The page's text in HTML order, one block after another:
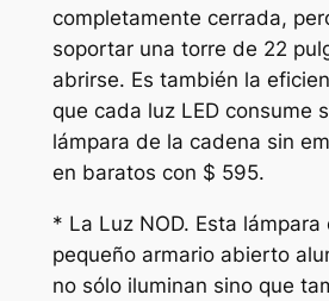
completamente cerrada,
soportar una torre de 22
abrirse. Es también la
que cada luz LED consume
lámpara de la cadena sin
en baratos con $ 595.
* La Luz NOD. Esta lámpara
pequeño armario abierto
no sólo iluminan sino que